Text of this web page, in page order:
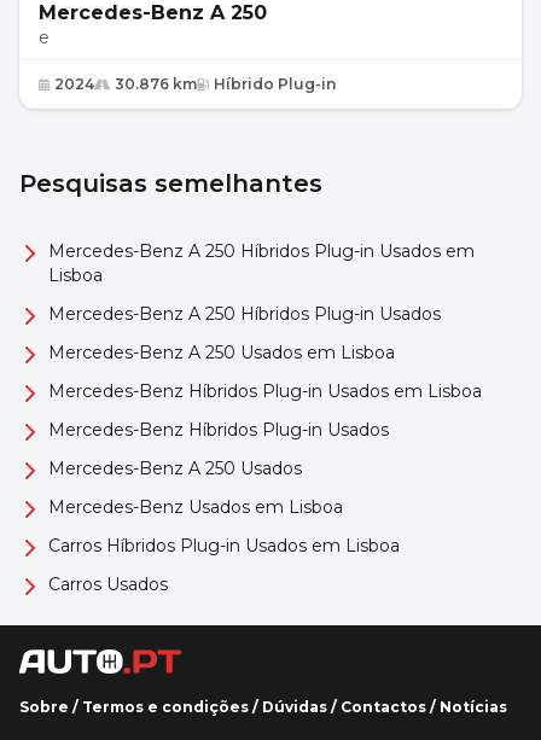
Mercedes-Benz A 250
e
2024 30.876 km Híbrido Plug-in
Pesquisas semelhantes
Mercedes-Benz A 250 Híbridos Plug-in Usados em
Lisboa
Mercedes-Benz A 250 Híbridos Plug-in Usados
Mercedes-Benz A 250 Usados em Lisboa
Mercedes-Benz Híbridos Plug-in Usados em Lisboa
Mercedes-Benz Híbridos Plug-in Usados
Mercedes-Benz A 250 Usados
Mercedes-Benz Usados em Lisboa
Carros Híbridos Plug-in Usados em Lisboa
Carros Usados
Sobre / Termos e condições / Dúvidas / Contactos / Notícias